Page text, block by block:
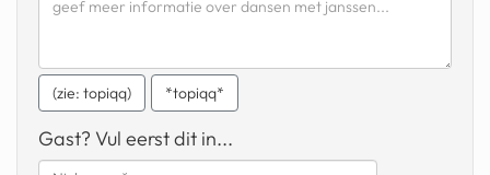
ryanair
fatbike
nord stream
(zie: topiqq) *topiqq*
Gast? Vul eerst dit in...